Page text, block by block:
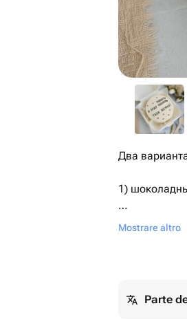
Два
1)
2)
сообщением.
Mostrare altro
Parte